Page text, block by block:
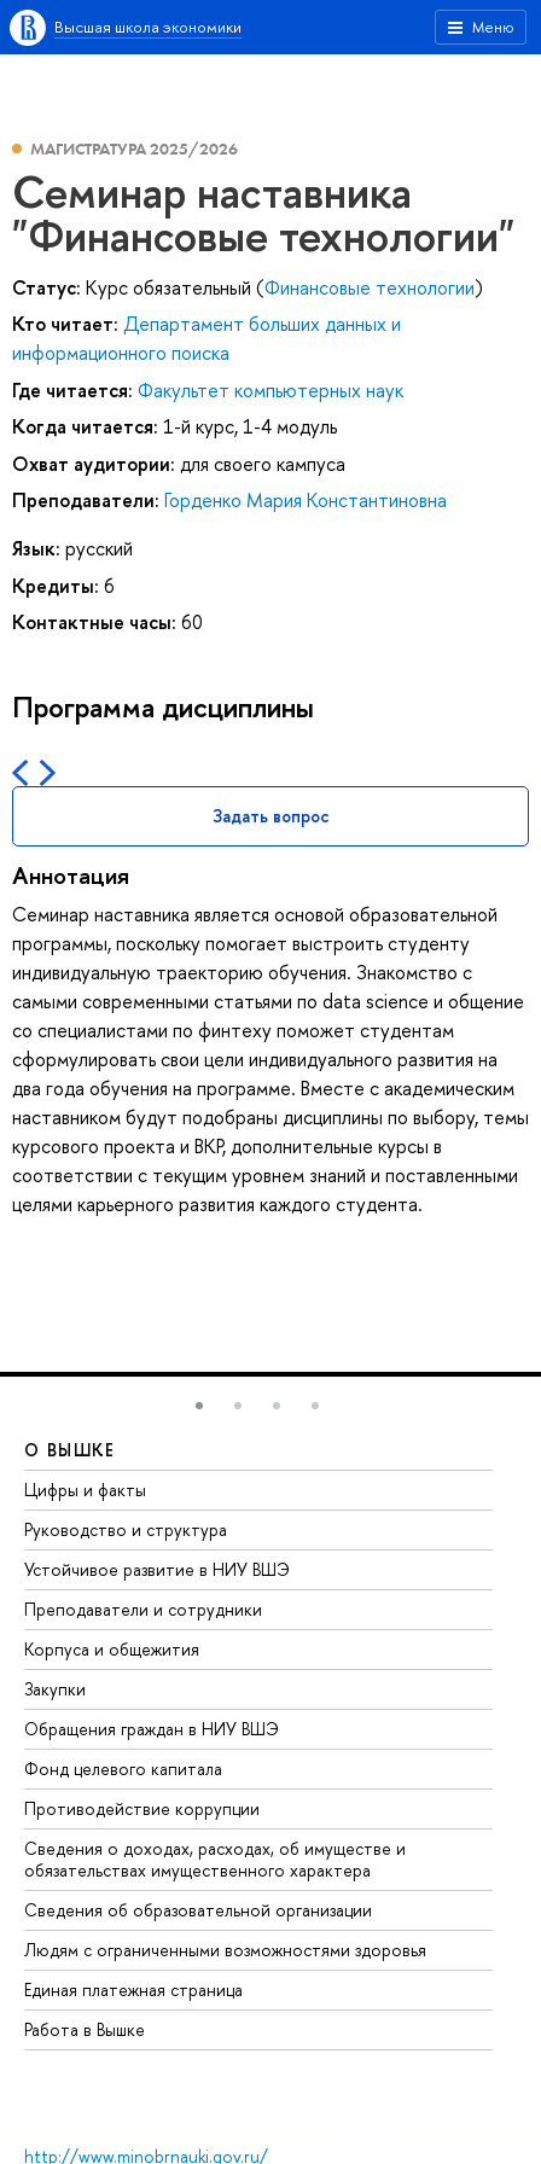
Меню
Высшая школа экономики
МАГИСТРАТУРА 2025/2026
Семинар наставника
"Финансовые технологии"
Статус: Курс обязательный (Финансовые технологии)
Кто читает: Департамент больших данных и
информационного поиска
Где читается: Факультет компьютерных наук
Когда читается: 1-й курс, 1-4 модуль
Охват аудитории: для своего кампуса
Преподаватели: Горденко Мария Константиновна
Язык: русский
Кредиты: 6
Контактные часы: 60
Программа дисциплины
Задать вопрос
Аннотация
Семинар наставника является основой образовательной
программы, поскольку помогает выстроить студенту
индивидуальную траекторию обучения. Знакомство с
самыми современными статьями по data science и общение
со специалистами по финтеху поможет студентам
сформулировать свои цели индивидуального развития на
два года обучения на программе. Вместе с академическим
наставником будут подобраны дисциплины по выбору, темы
курсового проекта и ВКР, дополнительные курсы в
соответствии с текущим уровнем знаний и поставленными
целями карьерного развития каждого студента.
О ВЫШКЕ
Цифры и факты
Руководство и структура
Устойчивое развитие в НИУ ВШЭ
Преподаватели и сотрудники
Корпуса и общежития
Закупки
Обращения граждан в НИУ ВШЭ
Фонд целевого капитала
Противодействие коррупции
Сведения о доходах, расходах, об имуществе и
обязательствах имущественного характера
Сведения об образовательной организации
Людям с ограниченными возможностями здоровья
Единая платежная страница
Работа в Вышке
http://www.minobrnauki.gov.ru/